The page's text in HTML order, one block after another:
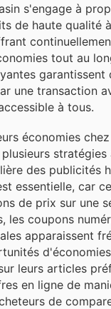
s'engage à
de haute qualité
tout au
garantissent
une transaction
à tous.
économies
stratégies
des publicités
essentielle, car
de prix sur une
les coupons
apparaissent
d'économies
leurs articles
en ligne de
de